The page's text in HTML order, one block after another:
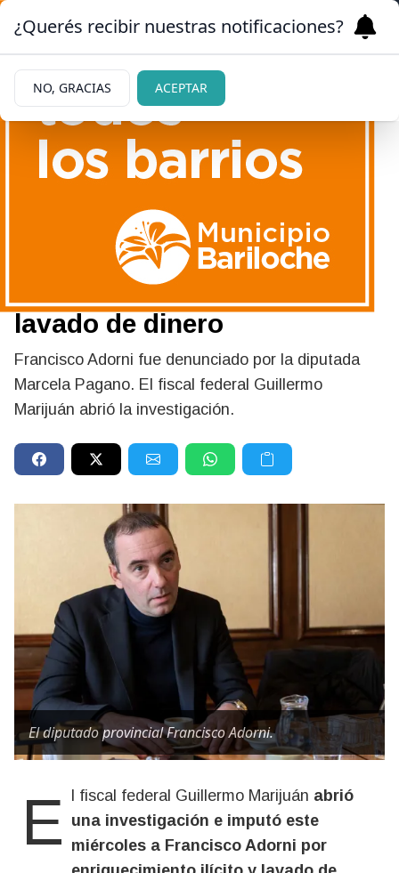
Imputaron al hermano de
Manuel Adorni por
enriquecimiento ilícito y
lavado de dinero
Francisco Adorni fue denunciado por la diputada
Marcela Pagano. El fiscal federal Guillermo
Marijuán abrió la investigación.
El diputado provincial Francisco Adorni.
El fiscal federal Guillermo Marijuán abrió
una investigación e imputó este
miércoles a Francisco Adorni por
¿Querés recibir nuestras notificaciones?
NO, GRACIAS ACEPTAR